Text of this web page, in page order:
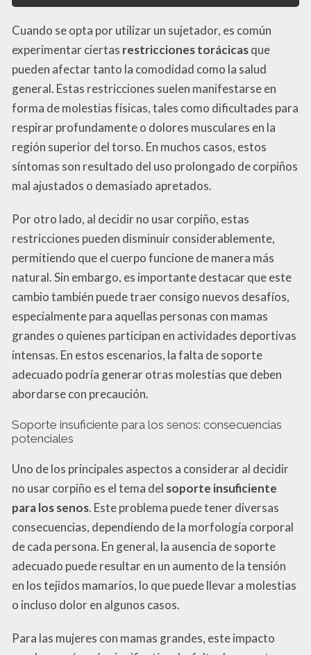
Cuando se opta por utilizar un sujetador, es común
experimentar ciertas restricciones torácicasque
pueden afectar tanto la comodidad como la salud
general. Estas restricciones suelen manifestarse en
forma de molestias físicas, tales como dificultades para
respirar profundamente o dolores musculares en la
región superior del torso. En muchos casos, estos
síntomas son resultado del uso prolongado de corpiños
mal ajustados o demasiado apretados.
Por otro lado, al decidir no usar corpiño, estas
restricciones pueden disminuir considerablemente,
permitiendo que el cuerpo funcione de manera más
natural. Sin embargo, es importante destacar que este
cambio también puede traer consigo nuevos desafíos,
especialmente para aquellas personas con mamas
grandes o quienes participan en actividades deportivas
intensas. En estos escenarios, la falta de soporte
adecuado podría generar otras molestias que deben
abordarse con precaución.
Soporte insuficiente para los senos: consecuencias
potenciales
Uno de los principales aspectos a considerar al decidir
no usar corpiño es el tema del soporte insuficiente
para los senos. Este problema puede tener diversas
consecuencias, dependiendo de la morfología corporal
de cada persona. En general, la ausencia de soporte
adecuado puede resultar en un aumento de la tensión
en los tejidos mamarios, lo que puede llevar a molestias
o incluso dolor en algunos casos.
Para las mujeres con mamas grandes, este impacto